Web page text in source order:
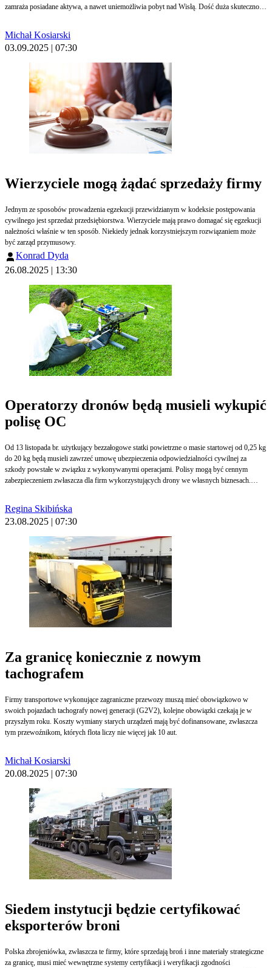
zamraża posiadane aktywa, a nawet uniemożliwia pobyt nad Wisłą. Dość duża skuteczność
zajmujące się szerzeniem fake newsów.
Michał Kosiarski
03.09.2025 | 07:30
Wierzyciele mogą żądać sprzedaży firmy
Jednym ze sposobów prowadzenia egzekucji przewidzianym w kodeksie postępowania
cywilnego jest sprzedaż przedsiębiorstwa. Wierzyciele mają prawo domagać się egzekucji
należności właśnie w ten sposób. Niekiedy jednak korzystniejszym rozwiązaniem może
być zarząd przymusowy.
Konrad Dyda
26.08.2025 | 13:30
Operatorzy dronów będą musieli wykupić
polisę OC
Od 13 listopada br. użytkujący bezzałogowe statki powietrzne o masie startowej od 0,25 kg
do 20 kg będą musieli zawrzeć umowę ubezpieczenia odpowiedzialności cywilnej za
szkody powstałe w związku z wykonywanymi operacjami. Polisy mogą być cennym
zabezpieczeniem zwłaszcza dla firm wykorzystujących drony we własnych biznesach.
Regina Skibińska
23.08.2025 | 07:30
Za granicę koniecznie z nowym
tachografem
Firmy transportowe wykonujące zagraniczne przewozy muszą mieć obowiązkowo w
swoich pojazdach tachografy nowej generacji (G2V2), kolejne obowiązki czekają je w
przyszłym roku. Koszty wymiany starych urządzeń mają być dofinansowane, zwłaszcza
tym przewoźnikom, których flota liczy nie więcej jak 10 aut.
Michał Kosiarski
20.08.2025 | 07:30
Siedem instytucji będzie certyfikować
eksporterów broni
Polska zbrojeniówka, zwłaszcza te firmy, które sprzedają broń i inne materiały strategiczne
za granicę, musi mieć wewnętrzne systemy certyfikacji i weryfikacji zgodności